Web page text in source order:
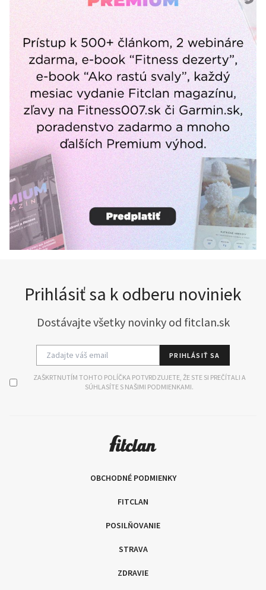
Prihlásiť sa k odberu noviniek
Dostávajte všetky novinky od fitclan.sk
PRIHLÁSIŤ SA
ZAŠKRTNUTÍM TOHTO POLÍČKA POTVRDZUJETE, ŽE STE SI PREČÍTALI A
SÚHLASÍTE S NAŠIMI PODMIENKAMI.
OBCHODNÉ PODMIENKY
FITCLAN
POSILŇOVANIE
STRAVA
ZDRAVIE